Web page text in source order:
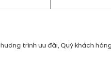
trình ưu đãi, Quý khách